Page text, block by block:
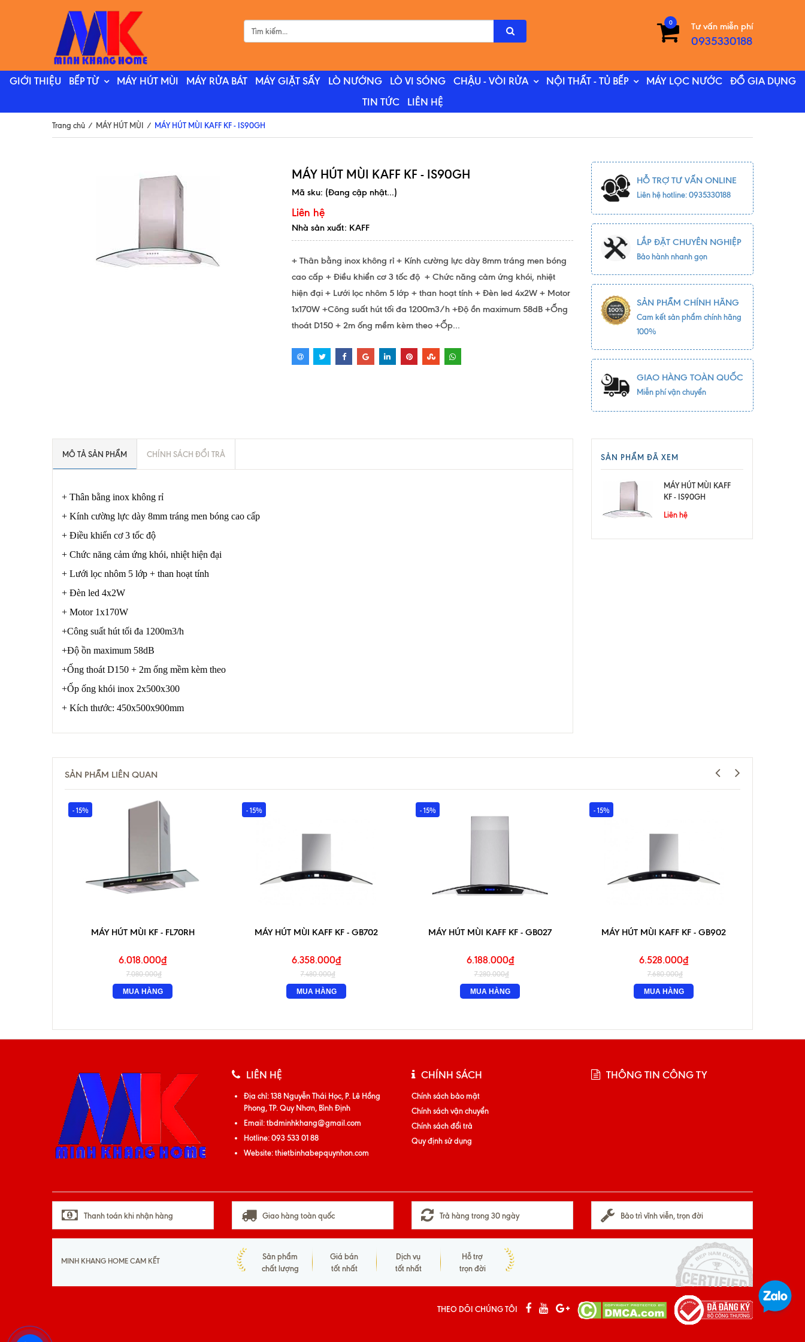
Tư vấn miễn phí
0935330188
0
GIỚI THIỆU BẾP TỪ MÁY HÚT MÙI MÁY RỬA BÁT MÁY GIẶT SẤY LÒ NƯỚNG LÒ VI SÓNG CHẬU - VÒI RỬA NỘI THẤT - TỦ BẾP MÁY LỌC NƯỚC
ĐỒ GIA DỤNG
TIN TỨC
LIÊN HỆ
Trang chủ / MÁY HÚT MÙI / MÁY HÚT MÙI KAFF KF - IS90GH
MÁY HÚT MÙI KAFF KF - IS90GH
Mã sku: (Đang cập nhật...)
Liên hệ
Nhà sản xuất: KAFF
+ Thân bằng inox không rỉ + Kính cường lực dày 8mm tráng men bóng
cao cấp + Điều khiển cơ 3 tốc độ + Chức năng cảm ứng khói, nhiệt
hiện đại + Lưới lọc nhôm 5 lớp + than hoạt tính + Đèn led 4x2W + Motor
1x170W +Công suất hút tối đa 1200m3/h +Độ ồn maximum 58dB +Ống
thoát D150 + 2m ống mềm kèm theo +Ốp...
HỖ TRỢ TƯ VẤN ONLINE
Liên hệ hotline: 0935330188
LẮP ĐẶT CHUYÊN NGHIỆP
Bảo hành nhanh gọn
SẢN PHẨM CHÍNH HÃNG
Cam kết sản phẩm chính hãng
100%
GIAO HÀNG TOÀN QUỐC
Miễn phí vận chuyển
MÔ TẢ SẢN PHẨM CHÍNH SÁCH ĐỔI TRẢ
+ Thân bằng inox không rỉ
+ Kính cường lực dày 8mm tráng men bóng cao cấp
+ Điều khiển cơ 3 tốc độ
+ Chức năng cảm ứng khói, nhiệt hiện đại
+ Lưới lọc nhôm 5 lớp + than hoạt tính
+ Đèn led 4x2W
+ Motor 1x170W
+Công suất hút tối đa 1200m3/h
+Độ ồn maximum 58dB
+Ống thoát D150 + 2m ống mềm kèm theo
+Ốp ống khói inox 2x500x300
+ Kích thước: 450x500x900mm
SẢN PHẨM ĐÃ XEM
MÁY HÚT MÙI KAFF
KF - IS90GH
Liên hệ
SẢN PHẨM LIÊN QUAN
- 15%
MÁY HÚT MÙI KF - FL70RH
6.018.000₫
7.080.000₫
MUA HÀNG
- 15%
MÁY HÚT MÙI KAFF KF - GB702
6.358.000₫
7.480.000₫
MUA HÀNG
- 15%
MÁY HÚT MÙI KAFF KF - GB027
6.188.000₫
7.280.000₫
MUA HÀNG
- 15%
MÁY HÚT MÙI KAFF KF - GB902
6.528.000₫
7.680.000₫
MUA HÀNG
LIÊN HỆ
Địa chỉ:138 Nguyễn Thái Học, P. Lê Hồng
Phong, TP. Quy Nhơn, Bình Định
Email:tbdminhkhang@gmail.com
Hotline:093 533 01 88
Website:thietbinhabepquynhon.com
CHÍNH SÁCH
Chính sách bảo mật
Chính sách vận chuyển
Chính sách đổi trả
Quy định sử dụng
THÔNG TIN CÔNG TY
Thanh toán khi nhận hàng Giao hàng toàn quốc Trả hàng trong 30 ngày Bảo trì vĩnh viễn, trọn đời
MINH KHANG HOME CAM KẾT
Sản phẩm
chất lượng
Giá bán
tốt nhất
Dịch vụ
tốt nhất
Hỗ trợ
trọn đời
THEO DÕI CHÚNG TÔI